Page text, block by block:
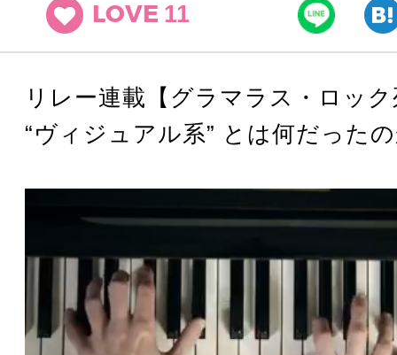
LOVE 11
リレー連載【グラマラス・ロッ
“ヴィジュアル系” とは何だった